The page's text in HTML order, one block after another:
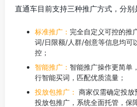
直通车目前支持三种推广方式，分别
标准推广 ： 完全自定义可控的推
词/日限额/人群/创意等信息均可
控；
智能推广 ： 智能推广操作更简单
行智能买词，匹配优质流量；
投放包推广 ： 商家仅需确定投
投放包推广，系统全面托管，保